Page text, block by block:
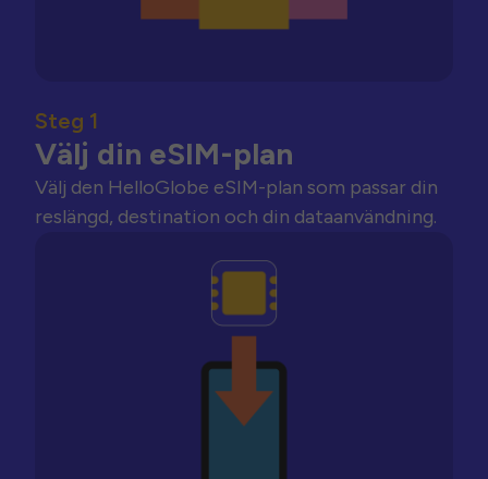
Steg 1
Välj din eSIM-plan
Välj den HelloGlobe eSIM-plan som passar din
reslängd, destination och din dataanvändning.